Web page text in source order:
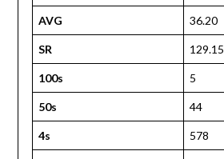
AVG 36.20
SR 129.15
100s 5
50s 44
4s 578